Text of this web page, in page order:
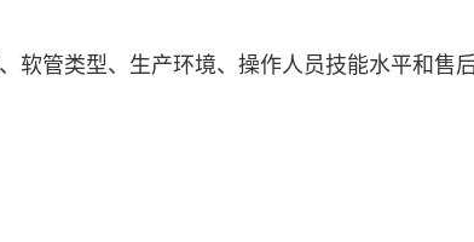
软管类型、生产环境、操作人员技能水平和售